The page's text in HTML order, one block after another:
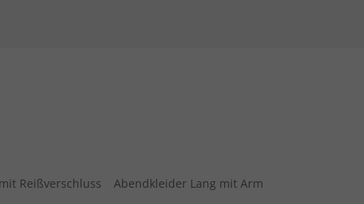
Reißverschluss Abendkleider Lang mit Arm